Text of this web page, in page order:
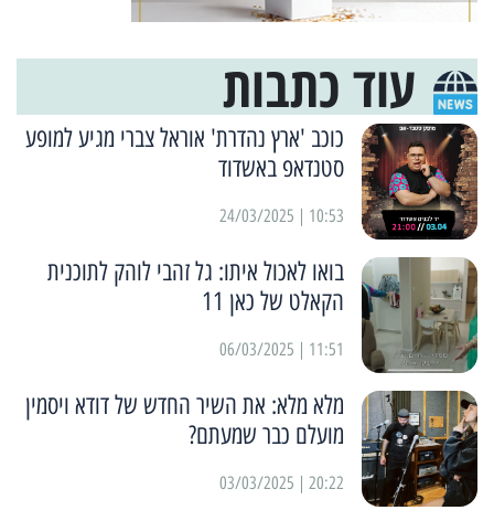
עוד כתבות
כוכב 'ארץ נהדרת' אוראל צברי מגיע למופע
סטנדאפ באשדוד
10:53 | 24/03/2025
בואו לאכול איתו: גל זהבי לוהק לתוכנית
הקאלט של כאן 11
11:51 | 06/03/2025
מלא מלא: את השיר החדש של דודא ויסמין
מועלם כבר שמעתם?
20:22 | 03/03/2025